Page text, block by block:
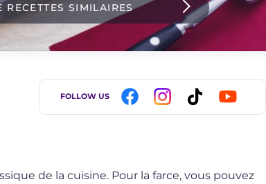
RECETTES SIMILAIRES
FOLLOW US
de la cuisine. Pour la farce, vous pouvez